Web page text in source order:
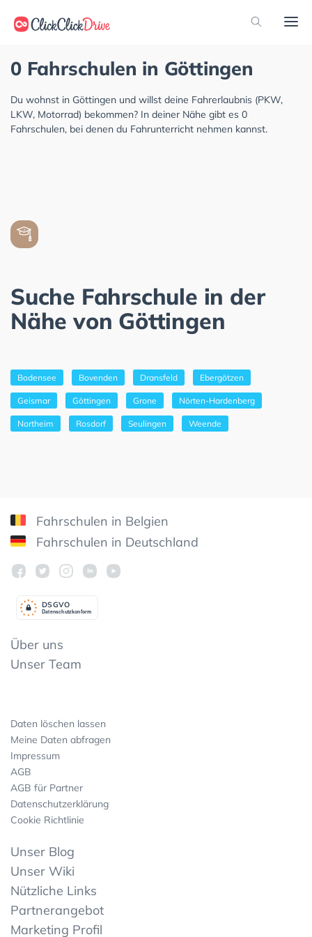
0 Fahrschulen in Göttingen
Du wohnst in Göttingen und willst deine Fahrerlaubnis (PKW,
LKW, Motorrad) bekommen? In deiner Nähe gibt es 0
Fahrschulen, bei denen du Fahrunterricht nehmen kannst.
Suche Fahrschule in der
Nähe von Göttingen
Bodensee Bovenden Dransfeld Ebergötzen
Geismar Göttingen Grone Nörten-Hardenberg
Northeim Rosdorf Seulingen Weende
Fahrschulen in Belgien
Fahrschulen in Deutschland
Datenschutzkonform
DSGVO
Über uns
Unser Team
Daten löschen lassen
Meine Daten abfragen
Impressum
AGB
AGB für Partner
Datenschutzerklärung
Cookie Richtlinie
Unser Blog
Unser Wiki
Nützliche Links
Partnerangebot
Marketing Profil